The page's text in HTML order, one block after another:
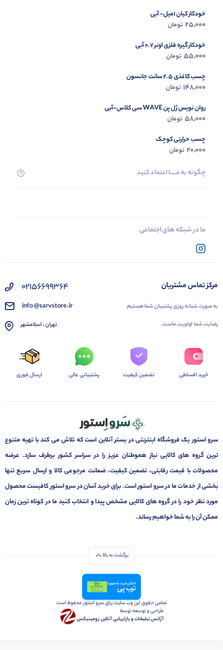
خودکار کیان 1میل- آبی
25,000 تومان
خودکار گیره فلزی اونر 0.7 آبی
55,000 تومان
چسب کاغذی 2.5 سانت جانسون
148,000 تومان
روان نویس ژل پن WAVE سی کلاس-آبی
58,000 تومان
چسب حرارتی کوچک
20,000 تومان
چگونه به مــــــا اعتماد کنید
ما در شبکه های اجتماعی
مرکز تماس مشتریان
به صورت شبانه روزی پشتیبان شما هستیم
رضایت شما اولویت ماست.
02156699364
info @sarvstore.ir
تهران ، اسلامشهر
خرید اقساطی تضمین کیفیت پشتیبانی عالی ارسال فوری
سرو استور یک فروشگاه اینترنتی در بستر آنلاین است که تلاش می کند با تهیه متنوع
ترین گروه های کالایی نیاز هموطنان عزیز را در سراسر کشور برطرف سازد. عرضه
محصولات با قیمت رقابتی، تضمین کیفیت، ضمانت مرجوعی کالا و ارسال سریع تنها
بخشی از خدمات ما در سرو استور است. برای خرید آسان در سرو استور کافیست محصول
مورد نظر خود را در گروه های کالایی مشخص پیدا و انتخاب کنید ما در کوتاه ترین زمان
ممکن آن را به شما خواهیم رساند.
برگشت به بالا
امکان خرید به صورت
ترب پی
تمامی حقوق این وب سایت برای سرو استور محفوظ است
طراحی و توسعه توسط
آژانس تبلیغات و بازاریابی آنلاین زومینیکس